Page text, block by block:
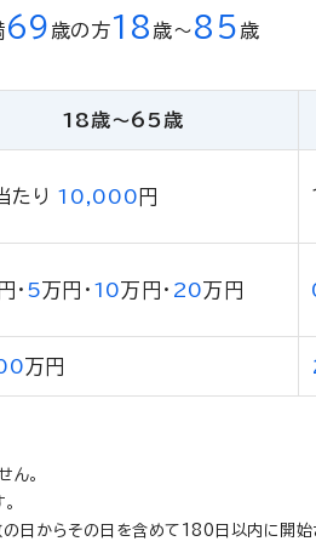
69 歳の方18 歳〜85 歳
18歳〜65歳
たり 10,000 円
・ 5万円 ・ 10万円 ・ 20万円
万円
ん。
日からその日を含めて180日以内に開始